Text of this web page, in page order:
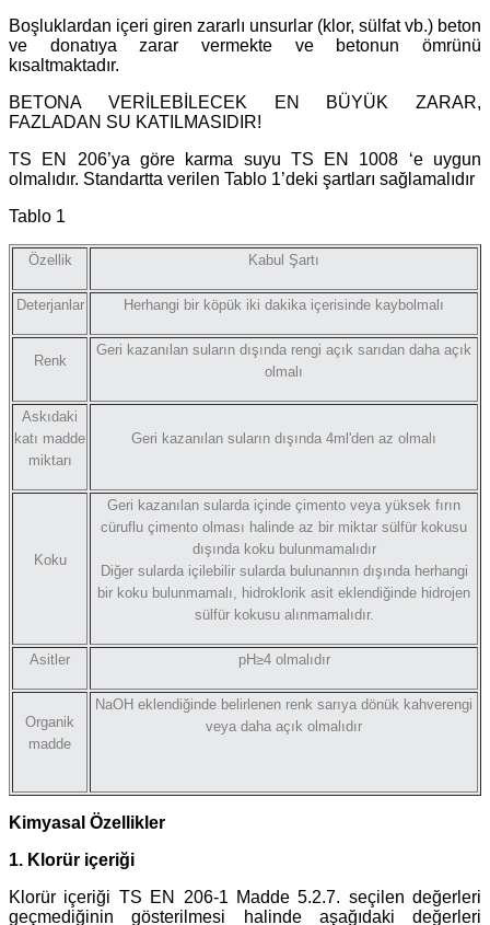
Boşluklardan içeri giren zararlı unsurlar (klor, sülfat vb.) beton
ve donatıya zarar vermekte ve betonun ömrünü
kısaltmaktadır.
BETONA VERİLEBİLECEK EN BÜYÜK ZARAR,
FAZLADAN SU KATILMASIDIR!
TS EN 206’ya göre karma suyu TS EN 1008 ‘e uygun
olmalıdır. Standartta verilen Tablo 1’deki şartları sağlamalıdır
Tablo 1
Özellik Kabul Şartı
Deterjanlar Herhangi bir köpük iki dakika içerisinde kaybolmalı
Renk
Geri kazanılan suların dışında rengi açık sarıdan daha açık
olmalı
Askıdaki
katı madde
miktarı
Geri kazanılan suların dışında 4ml'den az olmalı
Koku
Geri kazanılan sularda içinde çimento veya yüksek fırın
cüruflu çimento olması halinde az bir miktar sülfür kokusu
dışında koku bulunmamalıdır
Diğer sularda içilebilir sularda bulunannın dışında herhangi
bir koku bulunmamalı, hidroklorik asit eklendiğinde hidrojen
sülfür kokusu alınmamalıdır.
Asitler pH≥4 olmalıdır
Organik
madde
NaOH eklendiğinde belirlenen renk sarıya dönük kahverengi
veya daha açık olmalıdır
Kimyasal Özellikler
1. Klorür içeriği
Klorür içeriği TS EN 206-1 Madde 5.2.7. seçilen değerleri
geçmediğinin gösterilmesi halinde aşağıdaki değerleri